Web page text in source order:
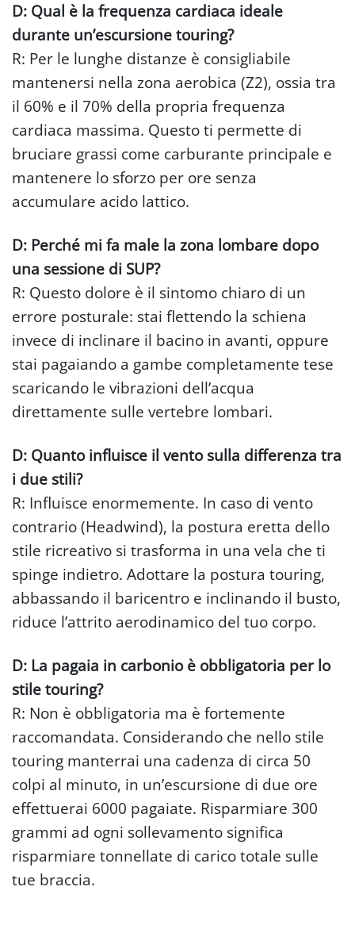
D: Qual è la frequenza cardiaca ideale
durante un’escursione touring?
R: Per le lunghe distanze è consigliabile
mantenersi nella zona aerobica (Z2), ossia tra
il 60% e il 70% della propria frequenza
cardiaca massima. Questo ti permette di
bruciare grassi come carburante principale e
mantenere lo sforzo per ore senza
accumulare acido lattico.
D: Perché mi fa male la zona lombare dopo
una sessione di SUP?
R: Questo dolore è il sintomo chiaro di un
errore posturale: stai flettendo la schiena
invece di inclinare il bacino in avanti, oppure
stai pagaiando a gambe completamente tese
scaricando le vibrazioni dell’acqua
direttamente sulle vertebre lombari.
D: Quanto influisce il vento sulla differenza tra
i due stili?
R: Influisce enormemente. In caso di vento
contrario (Headwind), la postura eretta dello
stile ricreativo si trasforma in una vela che ti
spinge indietro. Adottare la postura touring,
abbassando il baricentro e inclinando il busto,
riduce l’attrito aerodinamico del tuo corpo.
D: La pagaia in carbonio è obbligatoria per lo
stile touring?
R: Non è obbligatoria ma è fortemente
raccomandata. Considerando che nello stile
touring manterrai una cadenza di circa 50
colpi al minuto, in un’escursione di due ore
effettuerai 6000 pagaiate. Risparmiare 300
grammi ad ogni sollevamento significa
risparmiare tonnellate di carico totale sulle
tue braccia.